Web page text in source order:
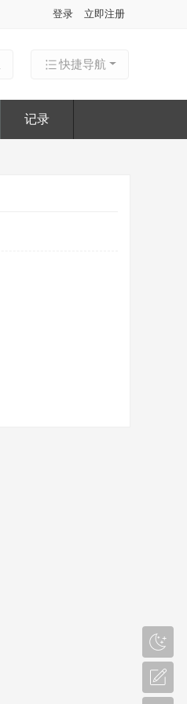
登录 立即注册
快捷导航
记录